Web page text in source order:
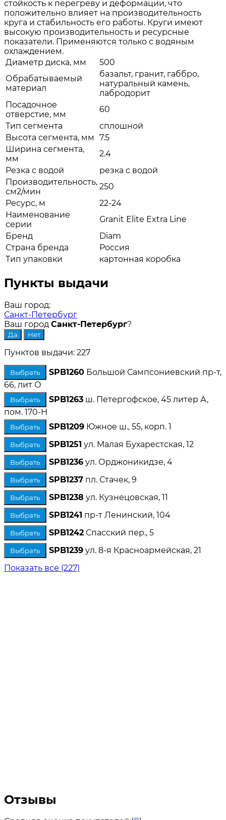
стойкость к перегреву и деформации, что
положительно влияет на производительность
круга и стабильность его работы. Круги имеют
высокую производительность и ресурсные
показатели. Применяются только с водяным
охлаждением.
Диаметр диска, мм
500
Обрабатываемый
материал
базальт, гранит, габбро,
натуральный камень,
лабродорит
Посадочное
отверстие, мм
60
Тип сегмента
сплошной
Высота сегмента, мм
7.5
Ширина сегмента,
мм
2.4
Резка с водой
резка с водой
Производительность,
см2/мин
250
Ресурс, м
22-24
Наименование
серии
Granit Elite Extra Line
Бренд
Diam
Страна бренда
Россия
Тип упаковки
картонная коробка
Пункты выдачи
Ваш город:
Санкт-Петербург
Ваш город Санкт-Петербург?
Пунктов выдачи: 227
Выбрать SPB1260 Большой Сампсониевский пр-т,
66, лит О
Выбрать SPB1263 ш. Петергофское, 45 литер А,
пом. 170-Н
Выбрать SPB1209 Южное ш., 55, корп. 1
Выбрать SPB1251 ул. Малая Бухарестская, 12
Выбрать SPB1236 ул. Орджоникидзе, 4
Выбрать SPB1237 пл. Стачек, 9
Выбрать SPB1238 ул. Кузнецовская, 11
Выбрать SPB1241 пр-т Ленинский, 104
Выбрать SPB1242 Спасский пер., 5
Выбрать SPB1239 ул. 8-я Красноармейская, 21
Показать все (227)
Отзывы